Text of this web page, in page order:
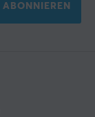
ABONNIEREN